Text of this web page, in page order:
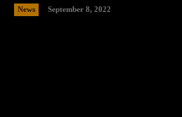
News September 8, 2022